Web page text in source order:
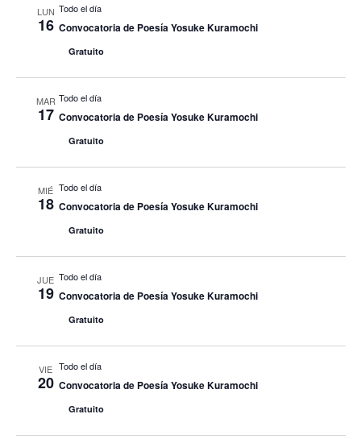
LUN
16
Todo el día
Convocatoria de Poesía Yosuke Kuramochi
Gratuito
MAR
17
Todo el día
Convocatoria de Poesía Yosuke Kuramochi
Gratuito
MIÉ
18
Todo el día
Convocatoria de Poesía Yosuke Kuramochi
Gratuito
JUE
19
Todo el día
Convocatoria de Poesía Yosuke Kuramochi
Gratuito
VIE
20
Todo el día
Convocatoria de Poesía Yosuke Kuramochi
Gratuito